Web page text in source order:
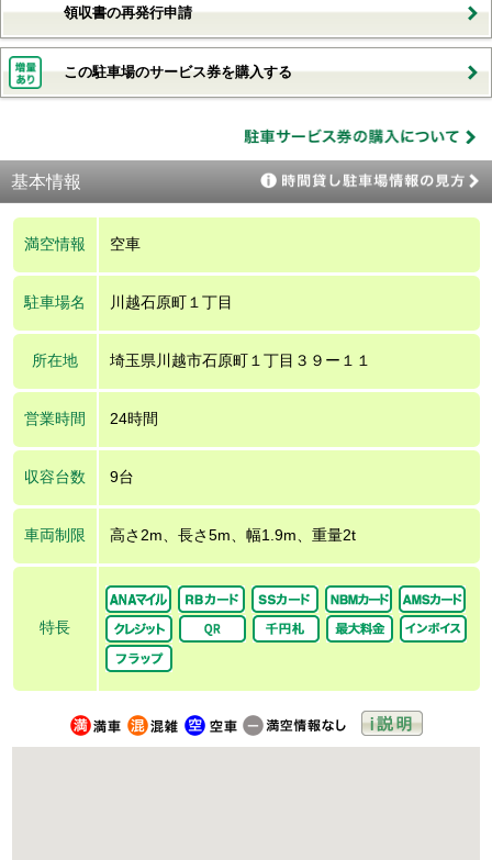
領収書の再発行申請
この駐車場のサービス券を購入する
基本情報
満空情報 空車
駐車場名 川越石原町１丁目
所在地 埼玉県川越市石原町１丁目３９ー１１
営業時間 24時間
収容台数 9台
車両制限 高さ2m、長さ5m、幅1.9m、重量2t
特長